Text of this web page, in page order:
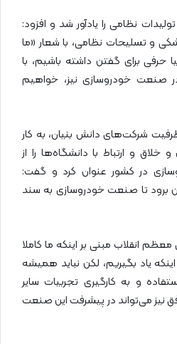
نظامی را یادآور شد و افزود:
و تسلیحات نظامی، با شعار «ما
حرفی برای گفتن داشته باشیم، با
صنعت خودروسازی نیز، خواهیم
شرکت‌های دانش بنیان‌، به کار
و ارتباط با دانشگاه‌ها را از
در کشور عنوان کرد و گفت:
برود تا صنعت خودروسازی به سند
انقلاب مبنی بر اینکه ما کاملا
یاد بگیریم، لکن نباید همیشه
و به کارگیری تجربیات سایر
نیز می‌تواند در پیشرفت این صنعت